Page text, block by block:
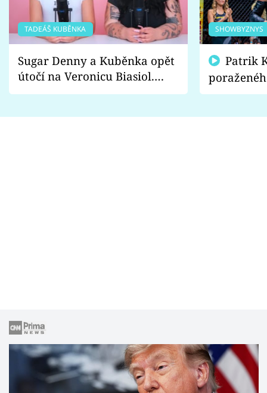
TADEÁŠ KUBĚNKA
Sugar Denny a Kuběnka opět
útočí na Veronicu Biasiol.
Proč je podle nich falešná a
SHOWBYZNYS
fanoušci